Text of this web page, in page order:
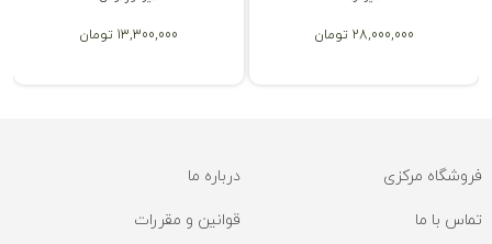
13,300,000 تومان 28,000,000 تومان
فروشگاه مرکزی درباره ما
تماس با ما قوانین و مقررات